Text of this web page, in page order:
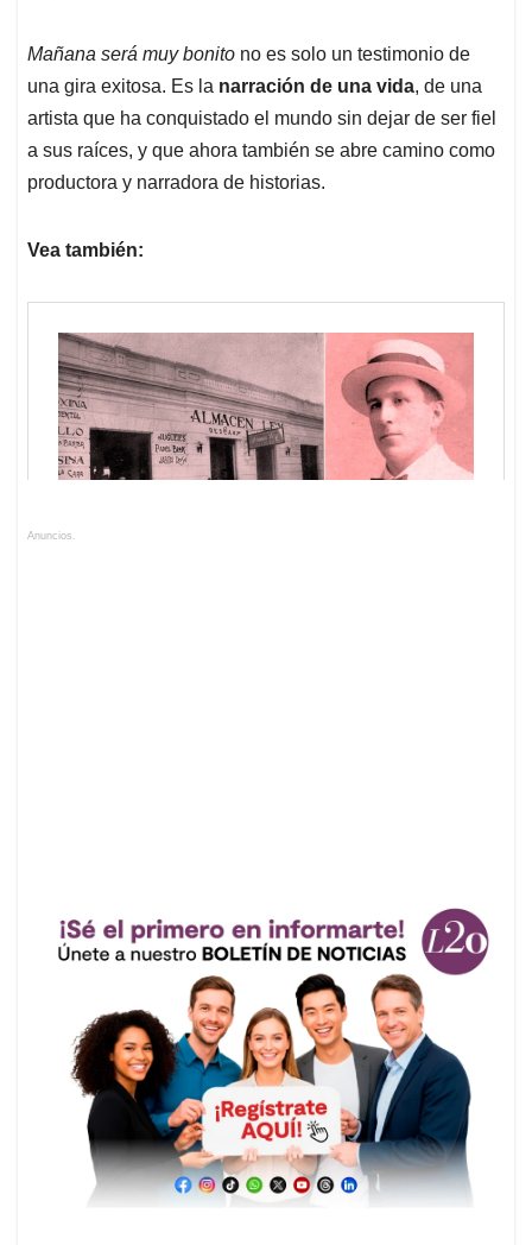
Mañana será muy bonito no es solo un testimonio de
una gira exitosa. Es la narración de una vida, de una
artista que ha conquistado el mundo sin dejar de ser fiel
a sus raíces, y que ahora también se abre camino como
productora y narradora de historias.
Vea también:
Anuncios.